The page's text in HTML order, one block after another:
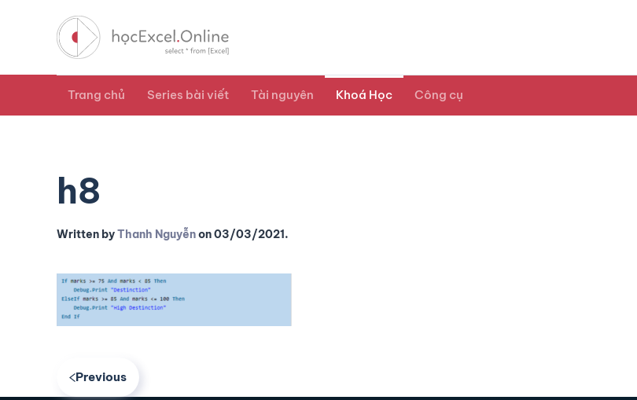
Trang chủ Series bài viết Tài nguyên Khoá Học Công cụ
h8
Written byThanh Nguyễnon03/03/2021.
Previous